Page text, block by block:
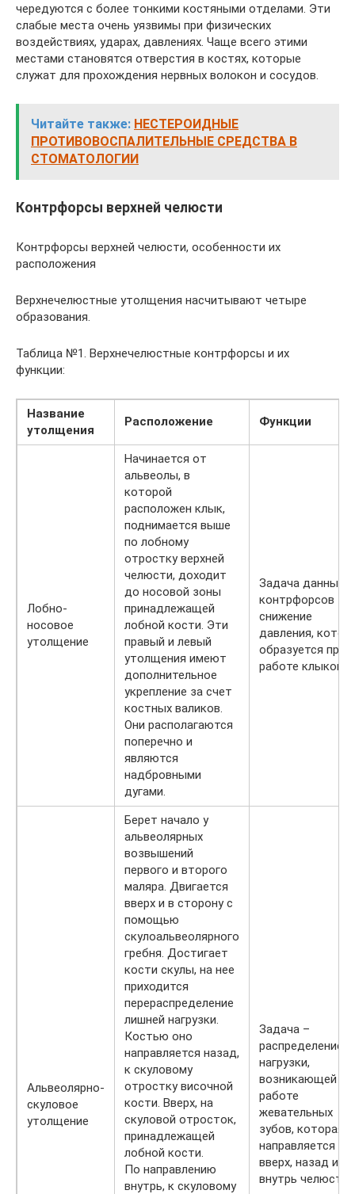
чередуются с более тонкими костяными отделами. Эти
слабые места очень уязвимы при физических
воздействиях, ударах, давлениях. Чаще всего этими
местами становятся отверстия в костях, которые
служат для прохождения нервных волокон и сосудов.
Читайте также: НЕСТЕРОИДНЫЕ
ПРОТИВОВОСПАЛИТЕЛЬНЫЕ СРЕДСТВА В
СТОМАТОЛОГИИ
Контрфорсы верхней челюсти
Контрфорсы верхней челюсти, особенности их
расположения
Верхнечелюстные утолщения насчитывают четыре
образования.
Таблица №1. Верхнечелюстные контрфорсы и их
функции:
Название
утолщения
Расположение Функции
Лобно-
носовое
утолщение
Начинается от
альвеолы, в
которой
расположен клык,
поднимается выше
по лобному
отростку верхней
челюсти, доходит
до носовой зоны
принадлежащей
лобной кости. Эти
правый и левый
утолщения имеют
дополнительное
укрепление за счет
костных валиков.
Они располагаются
поперечно и
являются
надбровными
дугами.
Задача данных
контрфорсов –
снижение
давления,
образуется при
работе клыков.
Альвеолярно-
скуловое
утолщение
Берет начало у
альвеолярных
возвышений
первого и второго
маляра. Двигается
вверх и в сторону с
помощью
скулоальвеолярного
гребня. Достигает
кости скулы, на нее
приходится
перераспределение
лишней нагрузки.
Костью оно
направляется назад,
к скуловому
отростку височной
кости. Вверх, на
скуловой отросток,
принадлежащей
лобной кости.
По направлению
внутрь, к скуловому
Задача –
распределение
нагрузки,
возникающей
работе
жевательных
зубов, которая
направляется
вверх, назад и
внутрь челюсти.